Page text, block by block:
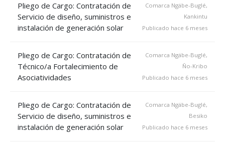
Pliego de Cargo: Contratación de
Servicio de diseño, suministros e
instalación de generación solar
Comarca Ngäbe-Buglé,
Kankintu
Publicado hace 6 meses
Pliego de Cargo: Contratación de
Técnico/a Fortalecimiento de
Asociatividades
Comarca Ngäbe-Buglé,
Ño-Kribo
Publicado hace 6 meses
Pliego de Cargo: Contratación de
Servicio de diseño, suministros e
instalación de generación solar
Comarca Ngäbe-Buglé,
Besiko
Publicado hace 6 meses